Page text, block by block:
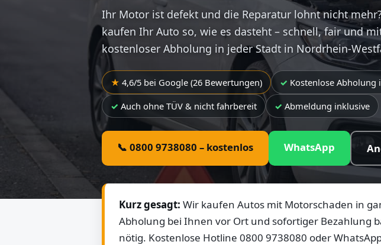
Ihr Motor ist defekt und die Reparatur lohnt nicht
kaufen Ihr Auto so, wie es dasteht – schnell, fair und
kostenloser Abholung in jeder Stadt in Nordrhein-
4,6/5 bei Google (26 Bewertungen) Kostenlose Abholung
Auch ohne TÜV & nicht fahrbereit
Abmeldung inklusive
📞 0800 9738080 – kostenlos WhatsApp
Kurz gesagt: Wir kaufen Autos mit Motorschaden in
Abholung bei Ihnen vor Ort und sofortiger Bezahlung
nötig. Kostenlose Hotline 0800 9738080 oder